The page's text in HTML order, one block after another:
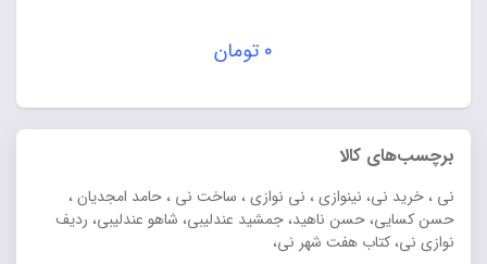
۰ تومان
برچسب‌های کالا
نی ، خرید نی، نینوازی ، نی نوازی ، ساخت نی ، حامد امجدیان ،
حسن کسایی، حسن ناهید، جمشید عندلیبی، شاهو عندلیبی، ردیف
نوازی نی، کتاب هفت شهر نی،